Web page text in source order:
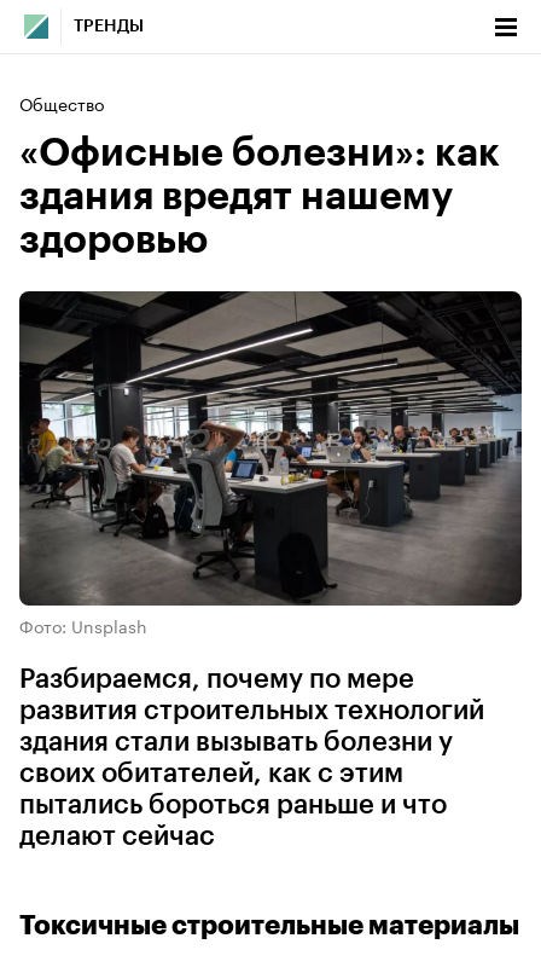
ТРЕНДЫ
Общество
«Офисные болезни»: как
здания вредят нашему
здоровью
Фото: Unsplash
Разбираемся, почему по мере
развития строительных технологий
здания стали вызывать болезни у
своих обитателей, как с этим
пытались бороться раньше и что
делают сейчас
Токсичные строительные материалы